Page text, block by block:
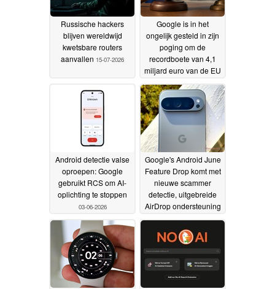
Russische hackers
blijven wereldwijd
kwetsbare routers
aanvallen 15-07-2026
Google is in het
ongelijk gesteld in zijn
poging om de
recordboete van 4,1
miljard euro van de EU
de
mededingingsregels
ongedaan te maken 04-
Android detectie valse
oproepen: Google
gebruikt RCS om AI-
oplichting te stoppen
03-06-2026
Google's Android June
Feature Drop komt met
nieuwe scammer
detectie, uitgebreide
AirDrop ondersteuning
03-06-2026